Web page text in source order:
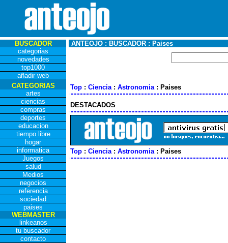
BUSCADOR
categorias
novedades
top1000
añadir web
ANTEOJO : BUSCADOR : Paises
CATEGORIAS
artes
ciencias
compras
deportes
educacion
tiempo libre
hogar
informatica
Juegos
salud
Medios
negocios
referencia
sociedad
paises
WEBMASTER
linkeanos
tu buscador
contacto
Top : Ciencia: Astronomia: Paises
DESTACADOS
Top : Ciencia: Astronomia: Paises